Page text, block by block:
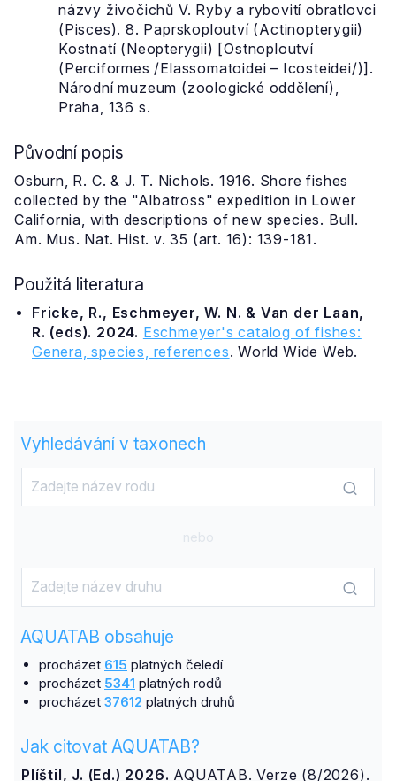
názvy živočichů V. Ryby a rybovití obratlovci
(Pisces). 8. Paprskoploutví (Actinopterygii)
Kostnatí (Neopterygii) [Ostnoploutví
(Perciformes /Elassomatoidei – Icosteidei/)].
Národní muzeum (zoologické oddělení),
Praha, 136 s.
Původní popis
Osburn, R. C. & J. T. Nichols. 1916. Shore fishes
collected by the "Albatross" expedition in Lower
California, with descriptions of new species. Bull.
Am. Mus. Nat. Hist. v. 35 (art. 16): 139-181.
Použitá literatura
Fricke, R., Eschmeyer, W. N. & Van der Laan,
R. (eds). 2024. Eschmeyer's catalog of fishes:
Genera, species, references. World Wide Web.
Vyhledávání v taxonech
nebo
AQUATAB obsahuje
procházet 615 platných čeledí
procházet 5341 platných rodů
procházet 37612 platných druhů
Jak citovat AQUATAB?
Plíštil, J. (Ed.) 2026. AQUATAB. Verze (8/2026).